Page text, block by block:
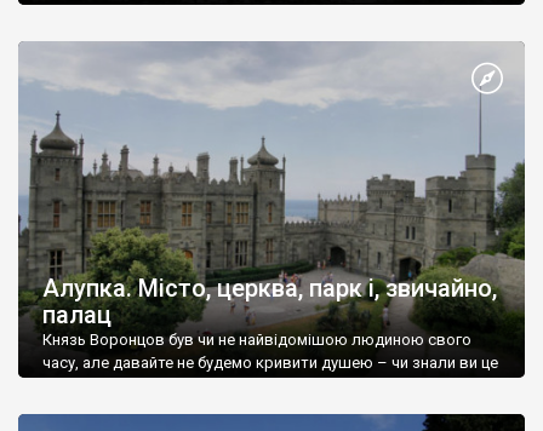
Алупка. Місто, церква, парк і, звичайно,
палац
Князь Воронцов був чи не найвідомішою людиною свого
часу, але давайте не будемо кривити душею – чи знали ви це